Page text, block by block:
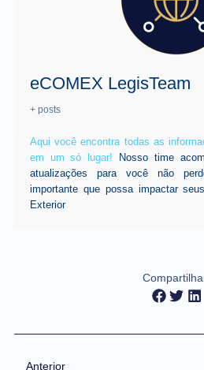
eCOMEX LegisTeam
+ posts
Aqui você encontra todas as
em um só lugar! Nosso time
atualizações para você não
importante que possa impactar
Exterior
Anterior